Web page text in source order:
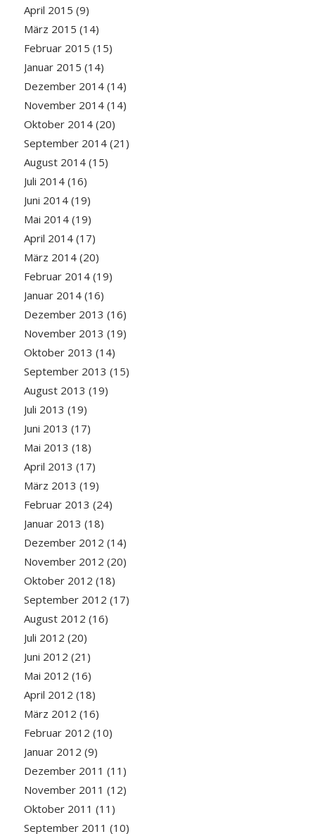
April 2015 (9)
März 2015 (14)
Februar 2015 (15)
Januar 2015 (14)
Dezember 2014(14)
November 2014(14)
Oktober 2014(20)
September 2014(21)
August 2014(15)
Juli 2014(16)
Juni 2014(19)
Mai 2014(19)
April 2014(17)
März 2014(20)
Februar 2014(19)
Januar 2014(16)
Dezember 2013 (16)
November 2013 (19)
Oktober 2013 (14)
September 2013 (15)
August 2013 (19)
Juli 2013 (19)
Juni 2013 (17)
Mai 2013 (18)
April 2013 (17)
März 2013 (19)
Februar 2013 (24)
Januar 2013 (18)
Dezember 2012 (14)
November 2012 (20)
Oktober 2012 (18)
September 2012 (17)
August 2012 (16)
Juli 2012 (20)
Juni 2012 (21)
Mai 2012 (16)
April 2012 (18)
März 2012 (16)
Februar 2012 (10)
Januar 2012 (9)
Dezember 2011 (11)
November 2011 (12)
Oktober 2011 (11)
September 2011 (10)